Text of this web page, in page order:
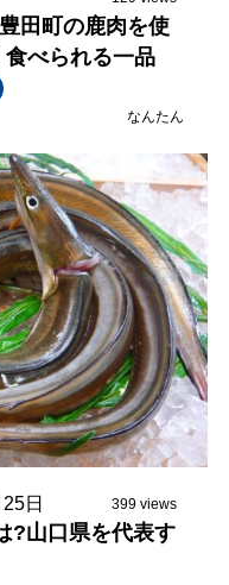
田町の鹿肉を使
べられる一品
なんたん
日 399 views
?山口県を代表す